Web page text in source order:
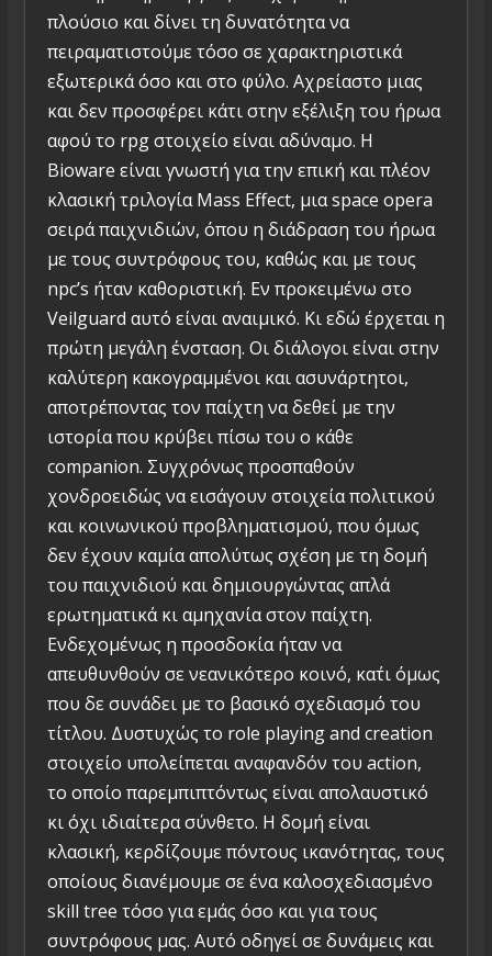
πλούσιο και δίνει τη δυνατότητα να
πειραματιστούμε τόσο σε χαρακτηριστικά
εξωτερικά όσο και στο φύλο. Αχρείαστο μιας
και δεν προσφέρει κάτι στην εξέλιξη του ήρωα
αφού το rpg στοιχείο είναι αδύναμο. Η
Bioware είναι γνωστή για την επική και πλέον
κλασική τριλογία Mass Effect, μια space opera
σειρά παιχνιδιών, όπου η διάδραση του ήρωα
με τους συντρόφους του, καθώς και με τους
npc’s ήταν καθοριστική. Εν προκειμένω στο
Veilguard αυτό είναι αναιμικό. Κι εδώ έρχεται η
πρώτη μεγάλη ένσταση. Οι διάλογοι είναι στην
καλύτερη κακογραμμένοι και ασυνάρτητοι,
αποτρέποντας τον παίχτη να δεθεί με την
ιστορία που κρύβει πίσω του ο κάθε
companion. Συγχρόνως προσπαθούν
χονδροειδώς να εισάγουν στοιχεία πολιτικού
και κοινωνικού προβληματισμού, που όμως
δεν έχουν καμία απολύτως σχέση με τη δομή
του παιχνιδιού και δημιουργώντας απλά
ερωτηματικά κι αμηχανία στον παίχτη.
Ενδεχομένως η προσδοκία ήταν να
απευθυνθούν σε νεανικότερο κοινό, κα΄τι όμως
που δε συνάδει με το βασικό σχεδιασμό του
τίτλου. Δυστυχώς το role playing and creation
στοιχείο υπολείπεται αναφανδόν του action,
το οποίο παρεμπιπτόντως είναι απολαυστικό
κι όχι ιδιαίτερα σύνθετο. Η δομή είναι
κλασική, κερδίζουμε πόντους ικανότητας, τους
οποίους διανέμουμε σε ένα καλοσχεδιασμένο
skill tree τόσο για εμάς όσο και για τους
συντρόφους μας. Αυτό οδηγεί σε δυνάμεις και